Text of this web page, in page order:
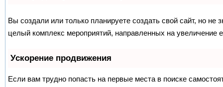
Вы создали или только планируете создать свой сайт, но не
целый комплекс мероприятий, направленных на увеличение
Ускорение продвижения
Если вам трудно попасть на первые места в поиске